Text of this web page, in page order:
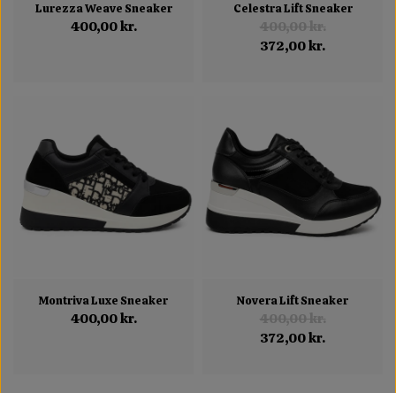
Lurezza Weave Sneaker
400,00 kr.
Celestra Lift Sneaker
400,00 kr.
372,00 kr.
Montriva Luxe Sneaker
400,00 kr.
Novera Lift Sneaker
400,00 kr.
372,00 kr.